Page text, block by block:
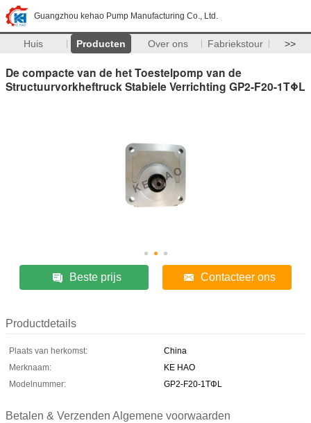
Guangzhou kehao Pump Manufacturing Co., Ltd.
Huis Producten Over ons Fabriekstour >>
De compacte van de het Toestelpomp van de
Structuurvorkheftruck Stabiele Verrichting GP2-F20-1TΦL
Beste prijs Contacteer ons
Productdetails
Plaats van herkomst:
China
Merknaam:
KE HAO
Modelnummer:
GP2-F20-1TΦL
Betalen & Verzenden Algemene voorwaarden